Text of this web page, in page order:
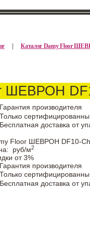
Каталог Damy Floor
ШЕВРОН
Гарантия производителя
Только
Бесплатная доставка от
Floor ШЕВРОН DF10-
руб/м2
от 3%
Гарантия производителя
Только
Бесплатная доставка от